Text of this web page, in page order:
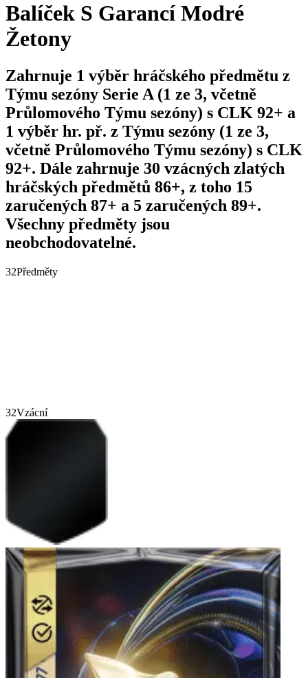
Balíček S Garancí Modré
Žetony
Zahrnuje 1 výběr hráčského předmětu z
Týmu sezóny Serie A (1 ze 3, včetně
Průlomového Týmu sezóny) s CLK 92+ a
1 výběr hr. př. z Týmu sezóny (1 ze 3,
včetně Průlomového Týmu sezóny) s CLK
92+. Dále zahrnuje 30 vzácných zlatých
hráčských předmětů 86+, z toho 15
zaručených 87+ a 5 zaručených 89+.
Všechny předměty jsou
neobchodovatelné.
32Předměty
32Vzácní